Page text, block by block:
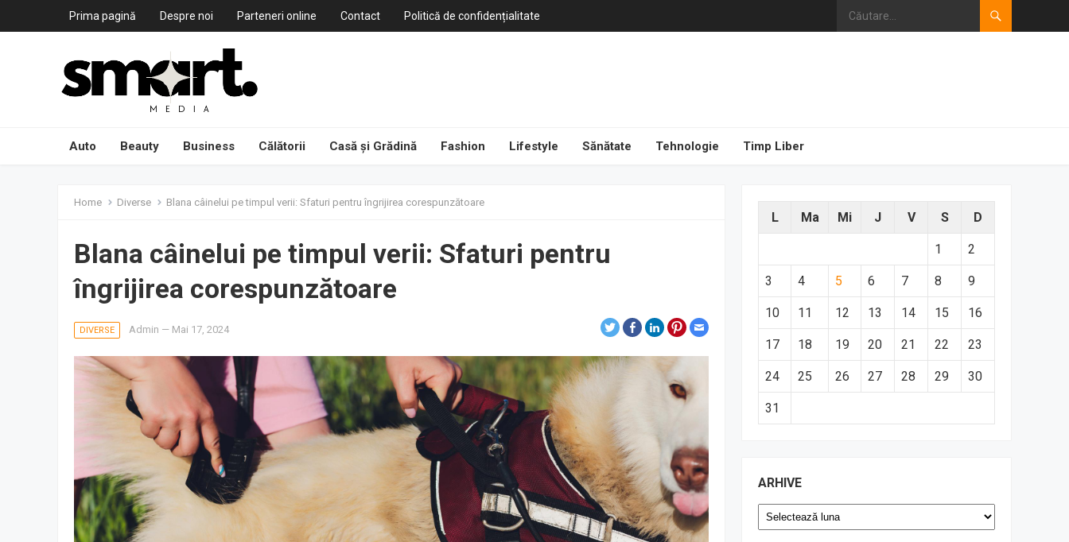
Prima pagină Despre noi Parteneri online Contact Politică de confidențialitate
Auto Beauty Business Călătorii Casă și Grădină Fashion Lifestyle Sănătate Tehnologie Timp Liber
Home Diverse Blana câinelui pe timpul verii: Sfaturi pentru îngrijirea corespunzătoare
Blana câinelui pe timpul verii: Sfaturi pentru
îngrijirea corespunzătoare
DIVERSE Admin — Mai 17, 2024
L Ma Mi J V S D
1 2
3 4 5 6 7 8 9
10 11 12 13 14 15 16
17 18 19 20 21 22 23
24 25 26 27 28 29 30
31
ARHIVE
Arhive